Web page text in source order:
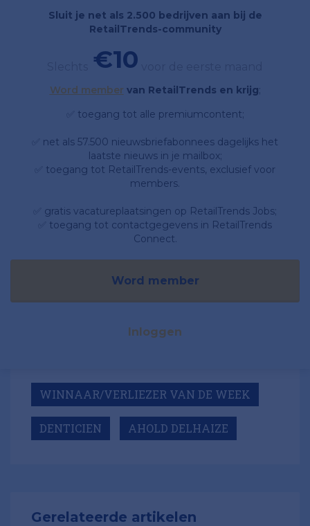
Sluit je net als 2.500 bedrijven aan bij de
RetailTrends-community
€10
Word member van RetailTrends en krijg;
✅ toegang tot alle premiumcontent;
✅ net als 57.500 nieuwsbriefabonnees dagelijks het
laatste nieuws in je mailbox;
✅ toegang tot RetailTrends-events, exclusief voor
members.
✅ gratis vacatureplaatsingen op RetailTrends Jobs;
✅ toegang tot contactgegevens in RetailTrends
Connect.
Word member
Inloggen
WINNAAR/VERLIEZER VAN DE WEEK
DENTICIEN AHOLD DELHAIZE
Gerelateerde artikelen